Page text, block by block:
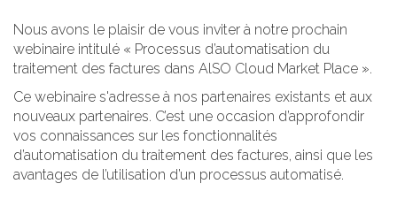
Nous avons le plaisir de vous inviter à notre prochain
webinaire intitulé « Processus d’automatisation du
traitement des factures dans AlSO Cloud Market Place ».
Ce webinaire s'adresse à nos partenaires existants et aux
nouveaux partenaires. C’est une occasion d’approfondir
vos connaissances sur les fonctionnalités
d’automatisation du traitement des factures, ainsi que les
avantages de l’utilisation d’un processus automatisé.